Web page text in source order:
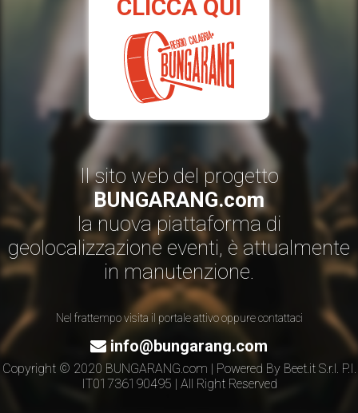
CLICCA QUI
Il sito web del progetto
BUNGARANG.com
la nuova piattaforma di
geolocalizzazione eventi, è attualmente
in manutenzione.
Nel frattempo visita il portale attivo oppure contattaci
info@bungarang.com
Copyright © 2020 BUNGARANG.com | Powered By Beet.it S.r.l. P.I.
IT01736190495 | All Right Reserved